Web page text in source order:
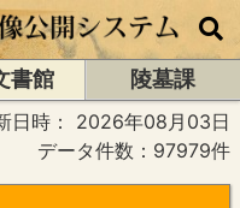
書館
陵墓課
日時： 2026年08月03日
データ件数：97979件